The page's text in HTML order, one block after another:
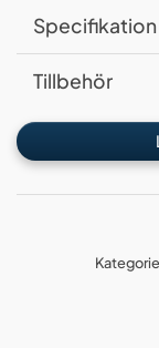
Specifikation
Tillbehör